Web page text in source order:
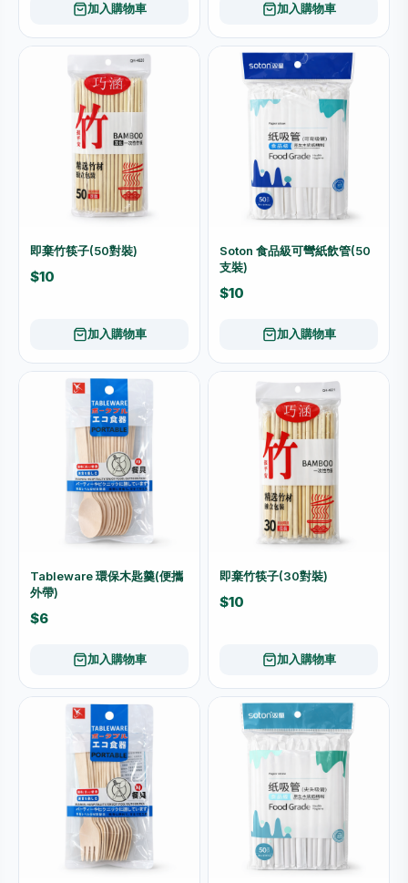
加入購物車 加入購物車
即棄竹筷子(50對裝)
$10
加入購物車
Soton 食品級可彎紙飲管(50
支裝)
$10
加入購物車
Tableware 環保木匙羹(便攜
外帶)
$6
加入購物車
即棄竹筷子(30對裝)
$10
加入購物車